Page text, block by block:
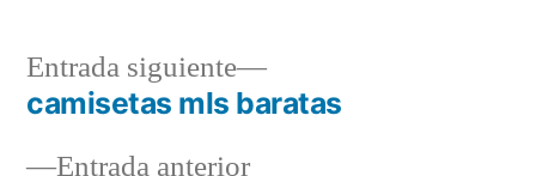
Navegación
Entrada anteriorEntrada
Entrada siguiente
Entrada
siguiente:
camisetas mls baratas